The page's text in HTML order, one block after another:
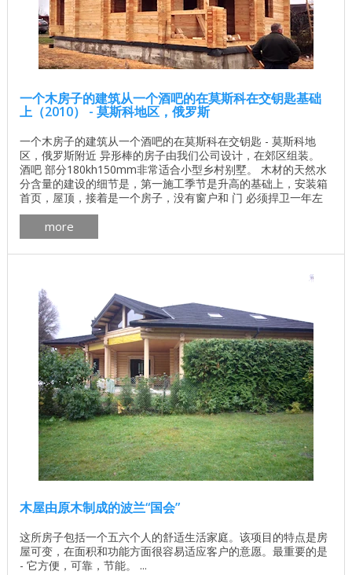
一个木房子的建筑从一个酒吧的在莫斯科在交钥匙基础
上（2010） - 莫斯科地区，俄罗斯
一个木房子的建筑从一个酒吧的在莫斯科在交钥匙 - 莫斯科地
区，俄罗斯附近 异形棒的房子由我们公司设计，在郊区组装。
酒吧 部分180kh150mm非常适合小型乡村别墅。 木材的天然水
分含量的建设的细节是，第一施工季节是升高的基础上，安装箱
首页，屋顶，接着是一个房子，没有窗户和 门 必须捍卫一年左
右，会出现收缩，直到7顺序- 9％。 为了避免收缩时杆的问题，
如何遵循木屋的安装技术是非常重要的。其中一个最重要的时刻
是重型屋顶，例如 瓷砖 。 ...
more
木屋由原木制成的波兰“国会”
这所房子包括一个五六个人的舒适生活家庭。该项目的特点是房
屋可变，在面积和功能方面很容易适应客户的意愿。最重要的是
- 它方便，可靠，节能。 ...